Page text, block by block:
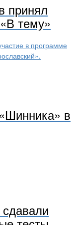
принял
тему»
в программе
в